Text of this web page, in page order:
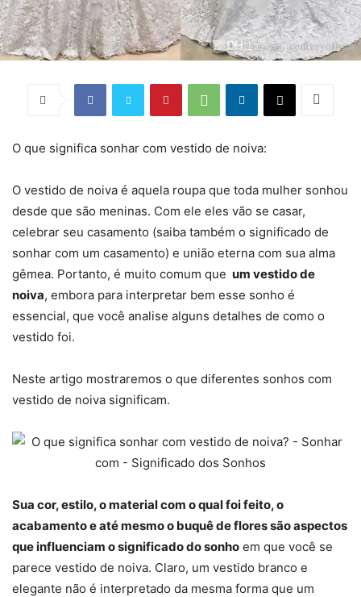
O que significa sonhar com vestido de noiva:
O vestido de noiva é aquela roupa que toda mulher sonhou
desde que são meninas. Com ele eles vão se casar,
celebrar seu casamento (saiba também o significado de
sonhar com um casamento) e união eterna com sua alma
gêmea. Portanto, é muito comum que um vestido de
noiva, embora para interpretar bem esse sonho é
essencial, que você analise alguns detalhes de como o
vestido foi.
Neste artigo mostraremos o que diferentes sonhos com
vestido de noiva significam.
Sua cor, estilo, o material com o qual foi feito, o
acabamento e até mesmo o buquê de flores são aspectos
que influenciam o significado do sonho em que você se
parece vestido de noiva. Claro, um vestido branco e
elegante não é interpretado da mesma forma que um